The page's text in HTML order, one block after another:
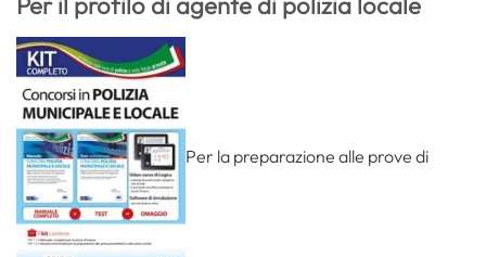
Per la preparazione alle prove di